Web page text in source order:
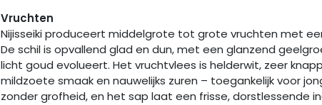
Vruchten
Nijisseiki produceert middelgrote tot grote vruchten met
De schil is opvallend glad en dun, met een glanzend
licht goud evolueert. Het vruchtvlees is helderwit, zeer
mildzoete smaak en nauwelijks zuren – toegankelijk voor
zonder grofheid, en het sap laat een frisse, dorstlessende